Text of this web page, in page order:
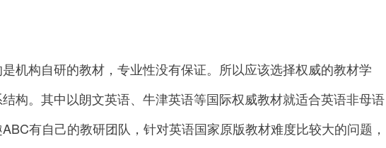
构自研的教材，专业性没有保证。所以应该选择权威的教材学
构。其中以朗文英语、牛津英语等国际权威教材就适合英语非母语
有自己的教研团队，针对英语国家原版教材难度比较大的问题，